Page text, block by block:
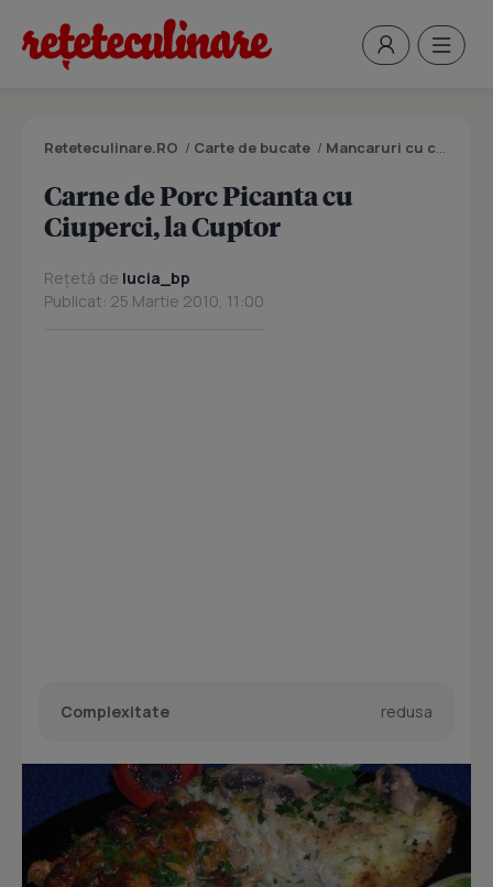
Reteteculinare.RO / Carte de bucate / Mancaruri cu carne
Carne de Porc Picanta cu
Ciuperci, la Cuptor
Rețetă de lucia_bp
Publicat: 25 Martie 2010, 11:00
Complexitate redusa